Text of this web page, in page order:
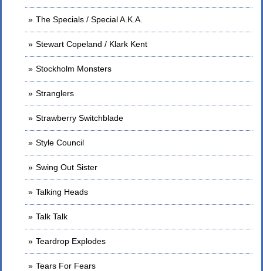
The Specials / Special A.K.A.
Stewart Copeland / Klark Kent
Stockholm Monsters
Stranglers
Strawberry Switchblade
Style Council
Swing Out Sister
Talking Heads
Talk Talk
Teardrop Explodes
Tears For Fears